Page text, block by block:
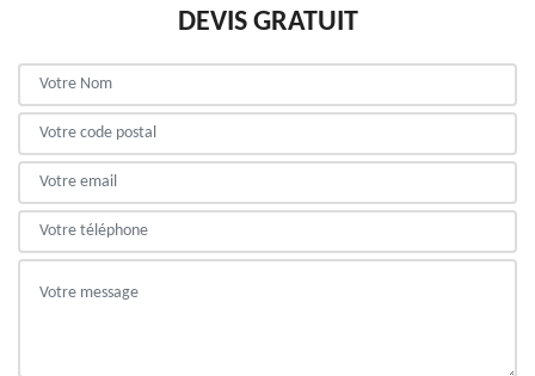
DEVIS GRATUIT